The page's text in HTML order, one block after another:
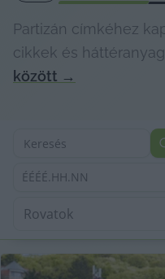
Partizán címkéhez
cikkek és
között →
ÉÉÉÉ.HH.NN